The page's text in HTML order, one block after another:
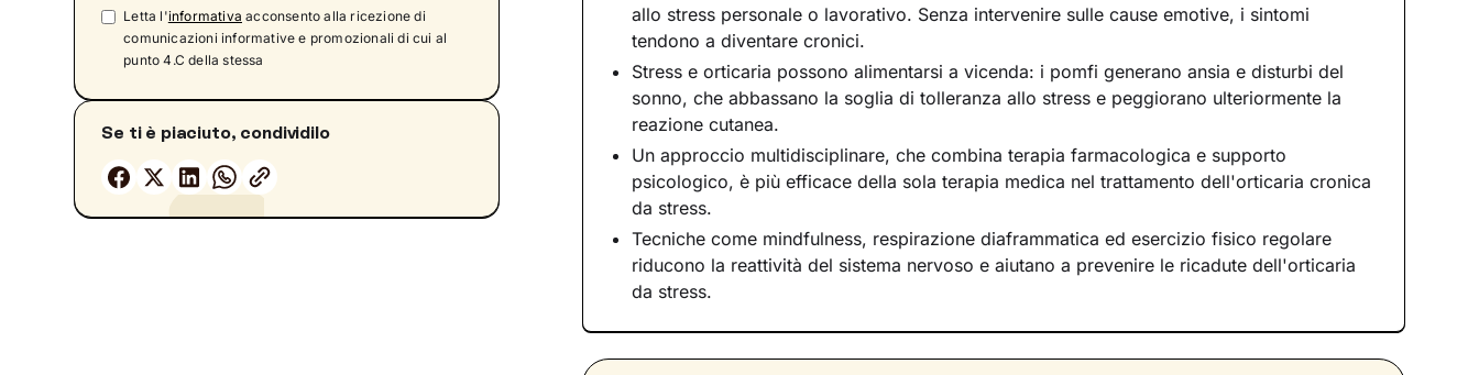
Come distinguerla da un'allergia
Il circolo vizioso tra stress, prurito e ansia
Cosa fare subito per trovare sollievo
Come si cura l'orticaria da stress
Gestire lo stress per prevenire le ricadute
Come la terapia psicologica può aiutare
davvero
Letta l'informativa acconsento alla ricezione di
comunicazioni informative e promozionali di cui al
punto 4.C della stessa
Se ti è piaciuto, condividilo
allo stress personale o lavorativo. Senza intervenire sulle cause emotive, i sintomi
tendono a diventare cronici.
Stress e orticaria possono alimentarsi a vicenda: i pomfi generano ansia e disturbi del
sonno, che abbassano la soglia di tolleranza allo stress e peggiorano ulteriormente la
reazione cutanea.
Un approccio multidisciplinare, che combina terapia farmacologica e supporto
psicologico, è più efficace della sola terapia medica nel trattamento dell'orticaria cronica
da stress.
Tecniche come mindfulness, respirazione diaframmatica ed esercizio fisico regolare
riducono la reattività del sistema nervoso e aiutano a prevenire le ricadute dell'orticaria
da stress.